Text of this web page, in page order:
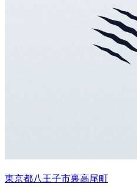
東京都八王子市裏高尾町